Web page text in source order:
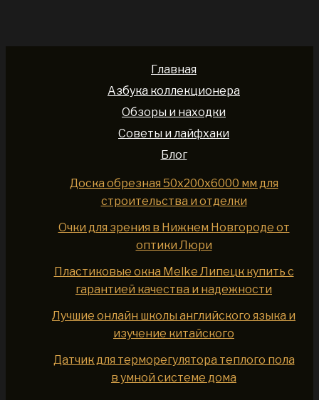
Главная
Азбука коллекционера
Обзоры и находки
Советы и лайфхаки
Блог
Доска обрезная 50x200x6000 мм для
строительства и отделки
Очки для зрения в Нижнем Новгороде от
оптики Люри
Пластиковые окна Melke Липецк купить с
гарантией качества и надежности
Лучшие онлайн школы английского языка и
изучение китайского
Датчик для терморегулятора теплого пола
в умной системе дома